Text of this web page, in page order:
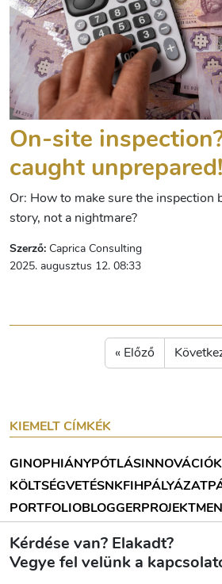
On-site
caught unprepared!
Or: How to make sure the inspection
story, not a nightmare?
Szerző: Caprica Consulting
2025. augusztus 12. 08:33
« Előző
KIEMELT CÍMKÉK
GINOPHIÁNYPÓTLÁSINNOVÁCIÓ
KÖLTSÉGVETÉSNKFIHPÁLYÁZAT
PORTFOLIOBLOGGER
Kérdése van? Elakadt?
Vegye fel velünk a